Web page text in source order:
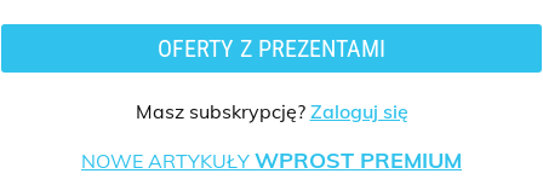
OFERTY Z PREZENTAMI
Masz subskrypcję? Zaloguj się
NOWE ARTYKUŁY WPROST PREMIUM